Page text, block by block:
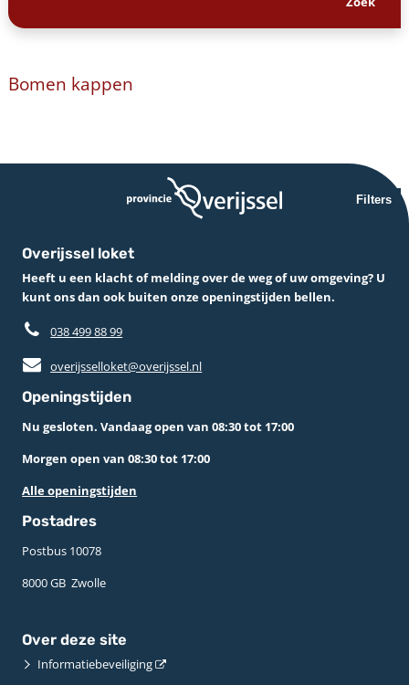
Bomen kappen
Filters
Overijssel loket
Heeft u een klacht of melding over de weg of uw omgeving? U
kunt ons dan ook buiten onze openingstijden bellen.
038 499 88 99
overijsselloket@overijssel.nl
Openingstijden
Nu gesloten. Vandaag open van 08:30 tot 17:00
Morgen open van 08:30 tot 17:00
Alle openingstijden
Postadres
Postbus 10078 ­
8000 GB ­ Zwolle
Over deze site
Informatiebeveiliging